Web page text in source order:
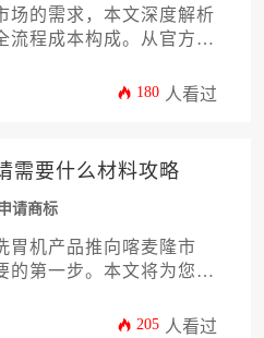
场的需求，本文深度解析
流程成本构成。从官方规
供成本优化策略。帮助企
180 人看过
需要什么材料攻略
请商标
胃机产品推向喀麦隆市
的第一步。本文将为您提
询、材料准备到提交申请
205 人看过